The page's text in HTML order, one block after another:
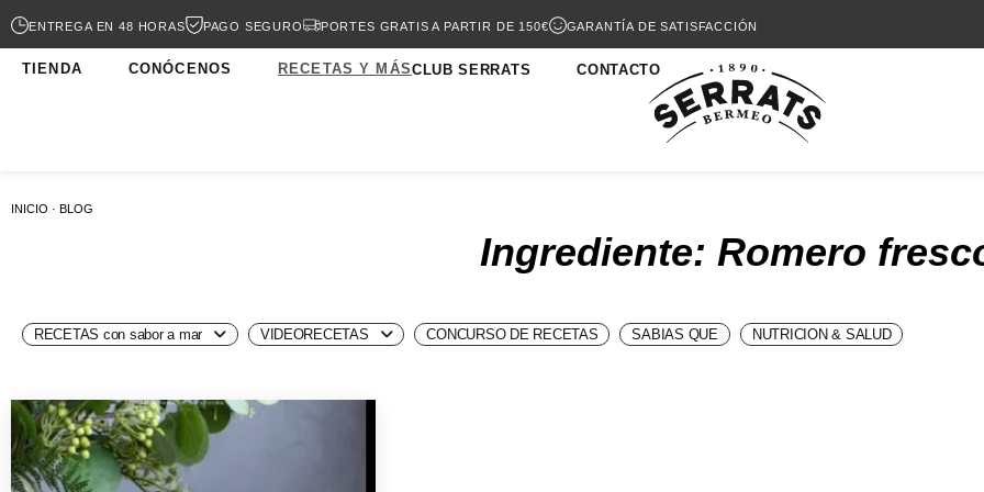
ENTREGA EN 48 HORAS PAGO SEGURO PORTES GRATIS A PARTIR DE 150€ GARANTÍA DE SATISFACCIÓN
TIENDA CONÓCENOS RECETAS Y MÁSCLUB SERRATS CONTACTO
INICIO · BLOG
Ingrediente: Romero
RECETAS con sabor a mar VIDEORECETAS CONCURSO DE RECETAS SABIAS QUE NUTRICION & SALUD